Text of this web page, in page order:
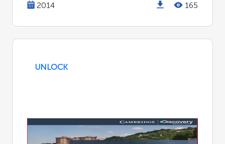
2014 165
UNLOCK